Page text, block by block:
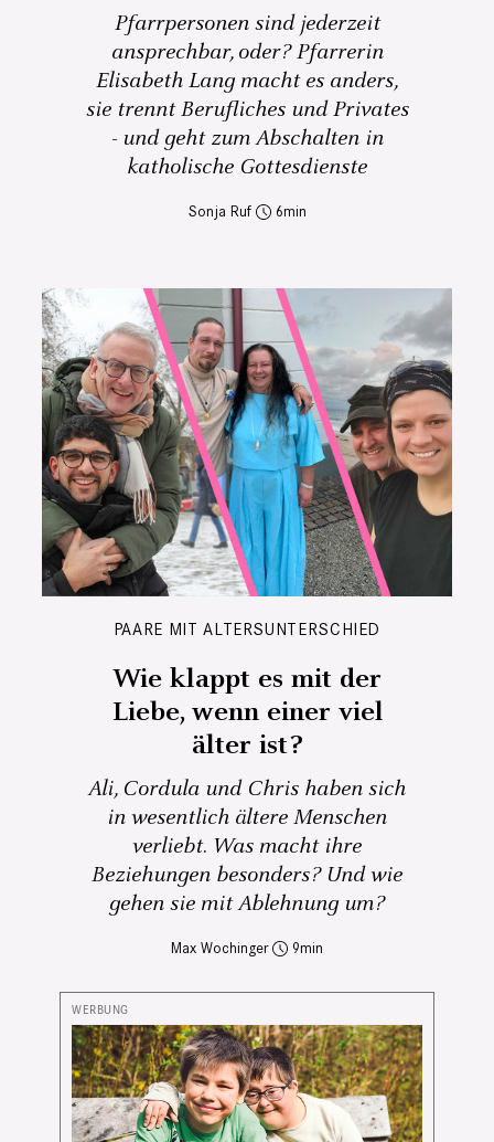
Pfarrpersonen sind jederzeit
ansprechbar, oder? Pfarrerin
Elisabeth Lang macht es anders,
sie trennt Berufliches und Privates
- und geht zum Abschalten in
katholische Gottesdienste
Sonja Ruf 6
PAARE MIT ALTERSUNTERSCHIED
Wie klappt es mit der
Liebe, wenn einer viel
älter ist?
Ali, Cordula und Chris haben sich
in wesentlich ältere Menschen
verliebt. Was macht ihre
Beziehungen besonders? Und wie
gehen sie mit Ablehnung um?
Max Wochinger 9